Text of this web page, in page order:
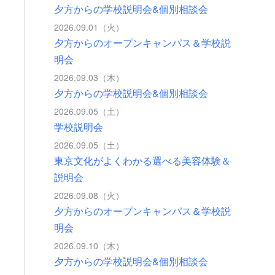
夕方からの学校説明会&個別相談会
2026.09.01（火）
夕方からのオープンキャンパス＆学校説
明会
2026.09.03（木）
夕方からの学校説明会&個別相談会
2026.09.05（土）
学校説明会
2026.09.05（土）
東京文化がよくわかる選べる美容体験＆
説明会
2026.09.08（火）
夕方からのオープンキャンパス＆学校説
明会
2026.09.10（木）
夕方からの学校説明会&個別相談会